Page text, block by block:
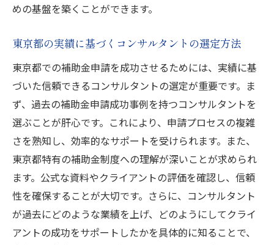
めの基盤を築くことができます。
東京都の実績に基づくコンサルタントの選定方法
東京都での補助金申請を成功させるためには、実績に基
づいた信頼できるコンサルタントの選定が重要です。ま
ず、過去の補助金申請成功事例を持つコンサルタントを
選ぶことが肝心です。これにより、申請プロセスの複雑
さを熟知し、効率的なサポートを受けられます。また、
東京都特有の補助金制度への理解が深いことが求められ
ます。公式な資料やクライアントの評価を確認し、信頼
性を確保することが大切です。さらに、コンサルタント
が過去にどのような業績を上げ、どのようにしてクライ
アントの成功をサポートしたかを具体的に知ることで、